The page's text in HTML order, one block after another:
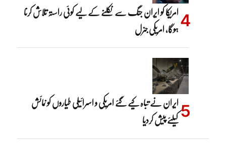
امریکا کو ایران جنگ سے نکلنے کے لیے کوئی راستہ تلاش کرنا
ہوگا، امریکی جنرل
ایران نے تباہ کیے گئے امریکی و اسرائیلی طیاروں کو نمائش
کیلئے پیش کردیا